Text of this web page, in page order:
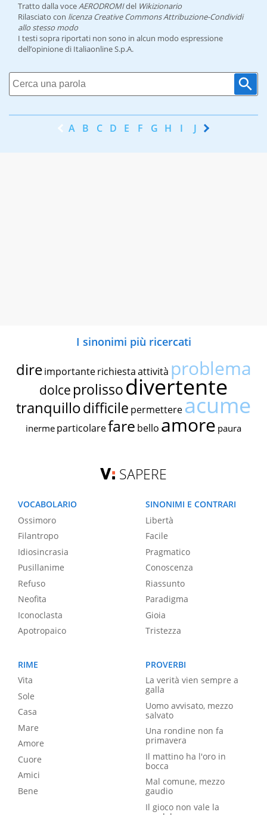
Tratto dalla voceAERODROMIdel Wikizionario
Rilasciato con licenza Creative Commons Attribuzione-Condividi
allo stesso modo
I testi sopra riportati non sono in alcun modo espressione
dell’opinione di Italiaonline S.p.A.
A B C D E F G H I J K
I sinonimi più ricercati
dire importante richiestaattività problema
dolce prolissodivertente
tranquillodifficile permettereacume
inerme particolarefare bello amore paura
SAPERE
VOCABOLARIO
Ossimoro
Filantropo
Idiosincrasia
Pusillanime
Refuso
Neofita
Iconoclasta
Apotropaico
SINONIMI E CONTRARI
Libertà
Facile
Pragmatico
Conoscenza
Riassunto
Paradigma
Gioia
Tristezza
RIME
Vita
Sole
Casa
Mare
Amore
Cuore
Amici
Bene
PROVERBI
La verità vien sempre a
galla
Uomo avvisato, mezzo
salvato
Una rondine non fa
primavera
Il mattino ha l'oro in
bocca
Mal comune, mezzo
gaudio
Il gioco non vale la